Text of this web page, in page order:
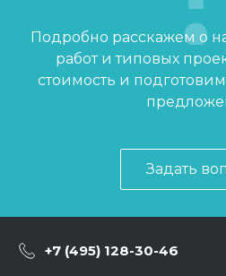
Подробно расскажем о
работ и типовых
стоимость и
Задать
+7 (495) 128-30-46